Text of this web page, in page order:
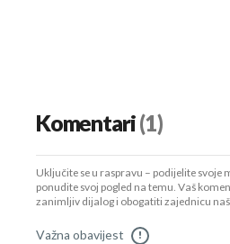
Komentari(1)
Uključite se u raspravu – podijelite svoje
ponudite svoj pogled na temu. Vaš
zanimljiv dijalog i obogatiti zajednicu
Važna obavijest !